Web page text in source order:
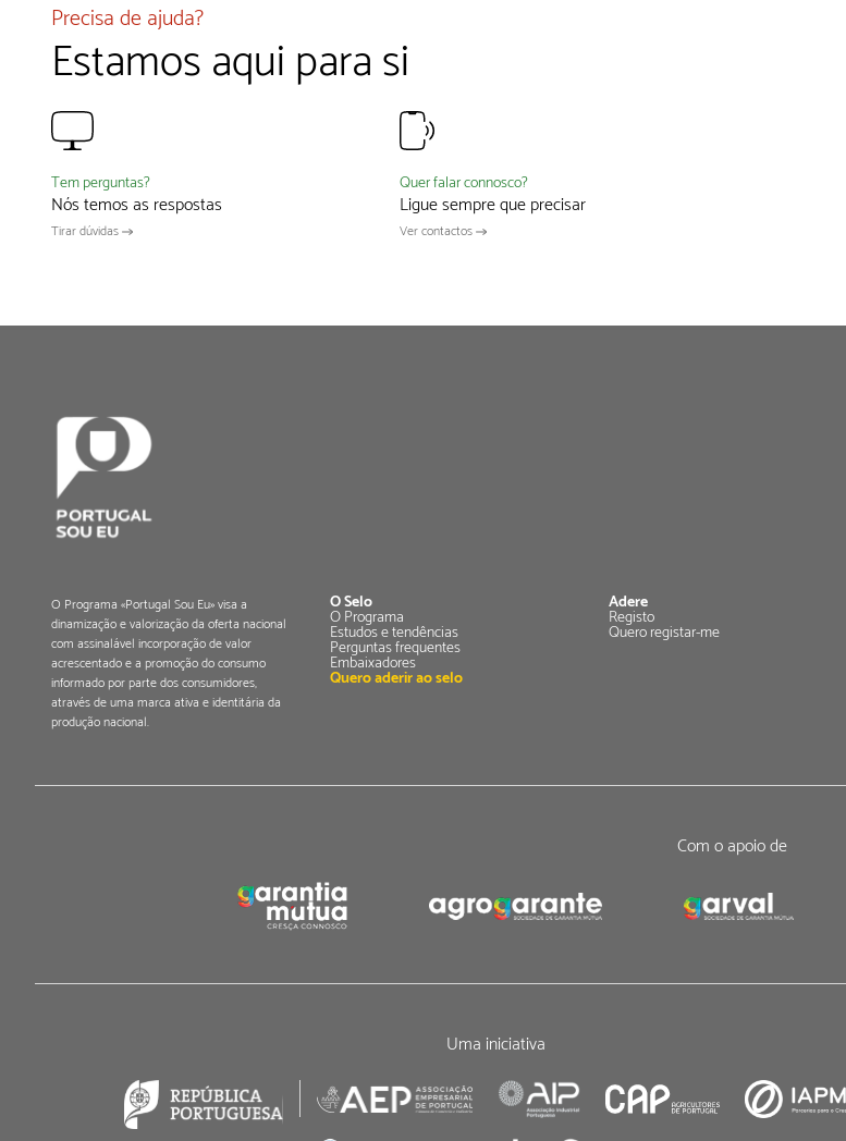
Precisa de ajuda?
Estamos aqui para si
Tem perguntas?
Nós temos as respostas
Tirar dúvidas
Quer falar connosco?
Ligue sempre que precisar
Ver contactos
O Programa «Portugal Sou Eu» visa a
dinamização e valorização da oferta nacional
com assinalável incorporação de valor
acrescentado e a promoção do consumo
informado por parte dos consumidores,
através de uma marca ativa e identitária da
produção nacional.
O Selo
O Programa
Estudos e tendências
Perguntas frequentes
Embaixadores
Quero aderir ao selo
Adere
Registo
Quero registar-me
Com o apoio de
Uma iniciativa